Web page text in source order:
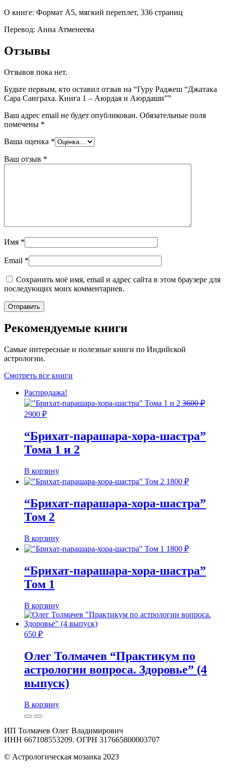
О книге: Формат A5, мягкий переплет, 336 страниц
Перевод: Анна Атменеева
Отзывы
Отзывов пока нет.
Будьте первым, кто оставил отзыв на “Гуру Раджеш “Джатака
Сара Санграха. Книга 1 – Аюрдая и Аюрдаши””
Ваш адрес email не будет опубликован. Обязательные поля
помечены *
Ваша оценка *
Ваш отзыв *
Имя *
Email *
Сохранить моё имя, email и адрес сайта в этом браузере для
последующих моих комментариев.
Рекомендуемые книги
Самые интересные и полезные книги по Индийской
астрологии.
Смотреть все книги
Распродажа!
3600₽
Первоначальная
составляла
3600 ₽.
2900 ₽Текущая
“Брихат-парашара-хора-шастра”
Тома 1 и 2
В корзину
1800 ₽
“Брихат-парашара-хора-шастра”
Том 2
В корзину
1800 ₽
“Брихат-парашара-хора-шастра”
Том 1
В корзину
650 ₽
Олег Толмачев “Практикум по
астрологии вопроса. Здоровье” (4
выпуск)
В корзину
ИП Толмачев Олег Владимирович
ИНН 667108553209. ОГРН 317665800003707
© Астрологическая мозаика 2023